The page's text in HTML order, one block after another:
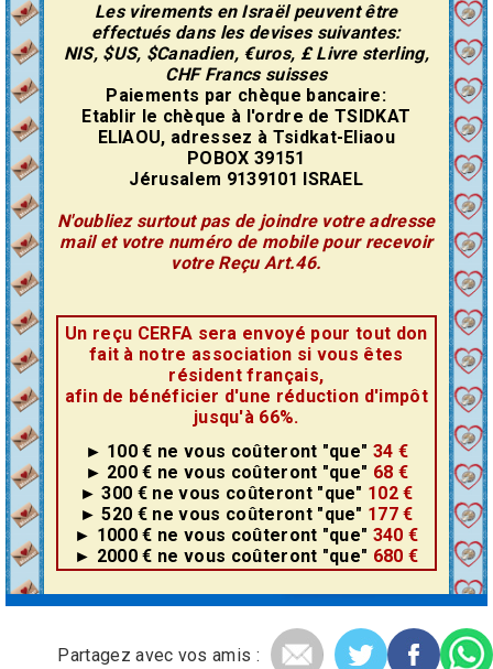
Les virements en Israël peuvent être
effectués dans les devises suivantes:
NIS, $US, $Canadien, €uros, £ Livre sterling,
CHF Francs suisses
Paiements par chèque bancaire:
Etablir le chèque à l'ordre de TSIDKAT
ELIAOU, adressez à Tsidkat-Eliaou
POBOX 39151
Jérusalem 9139101 ISRAEL
N'oubliez surtout pas de joindre votre adresse
mail et votre numéro de mobile pour recevoir
votre Reçu Art.46.
Un reçu CERFA sera envoyé pour tout don
fait à notre association si vous êtes
résident français,
afin de bénéficier d'une réduction d'impôt
jusqu'à 66%.
► 100 € ne vous coûteront "que" 34 €
► 200 € ne vous coûteront "que" 68 €
► 300 € ne vous coûteront "que" 102 €
► 520 € ne vous coûteront "que" 177 €
► 1000 € ne vous coûteront "que" 340 €
► 2000 € ne vous coûteront "que" 680 €
Partagez avec vos amis :